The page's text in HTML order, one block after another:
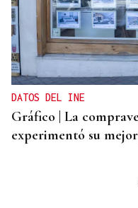
DATOS DEL INE
Gráfico | La
experimentó su